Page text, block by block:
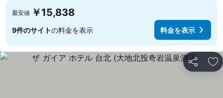
最安値 ￥15,838
9件のサイトの料金を表示 料金を表示
シェア お